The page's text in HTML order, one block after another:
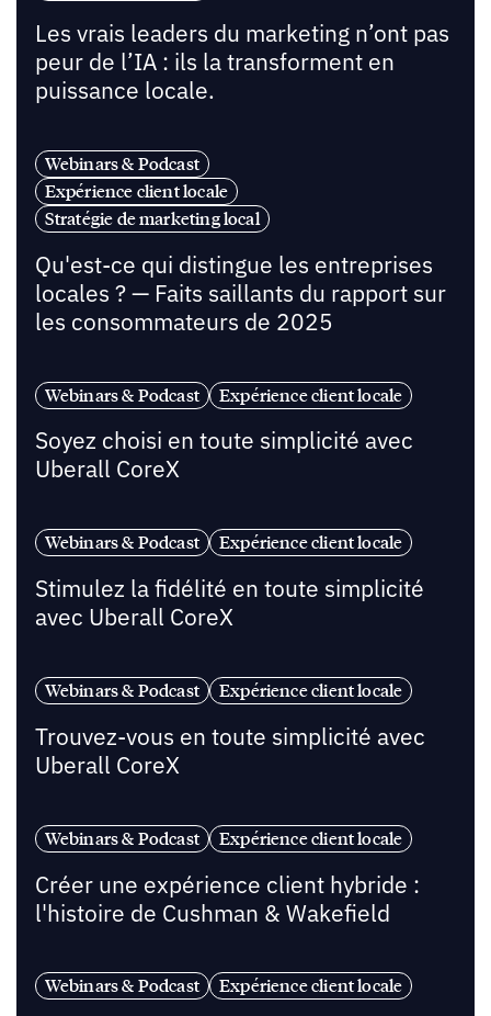
Les vrais leaders du marketing n’ont pas
peur de l’IA : ils la transforment en
puissance locale.
Webinars & Podcast
Expérience client locale
Stratégie de marketing local
Qu'est-ce qui distingue les entreprises
locales ? — Faits saillants du rapport sur
les consommateurs de 2025
Webinars & Podcast Expérience client locale
Soyez choisi en toute simplicité avec
Uberall CoreX
Webinars & Podcast Expérience client locale
Stimulez la fidélité en toute simplicité
avec Uberall CoreX
Webinars & Podcast Expérience client locale
Trouvez-vous en toute simplicité avec
Uberall CoreX
Webinars & Podcast Expérience client locale
Créer une expérience client hybride :
l'histoire de Cushman & Wakefield
Webinars & Podcast Expérience client locale